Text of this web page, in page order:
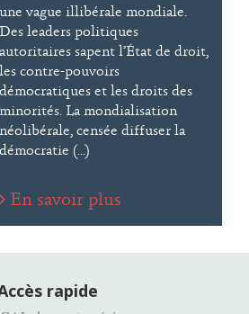
une vague illibérale mondiale.
Des leaders politiques
autoritaires sapent l’État de droit,
les contre-pouvoirs
démocratiques et les droits des
minorités. La mondialisation
néolibérale, censée diffuser la
démocratie (...)
En savoir plus
rapide